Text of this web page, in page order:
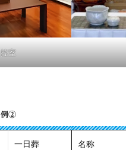
控室
例②
一日葬 名称